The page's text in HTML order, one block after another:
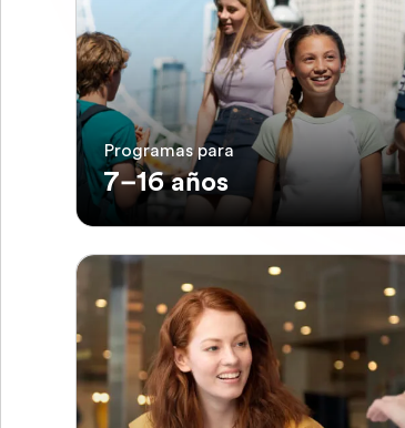
Programas para
7–16 años